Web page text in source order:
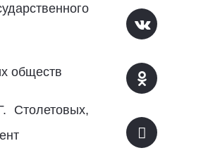
обществ
Столетовых,